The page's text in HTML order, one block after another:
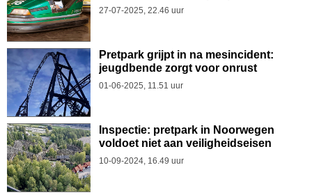
27-07-2025, 22.46 uur
Pretpark grijpt in na mesincident:
jeugdbende zorgt voor onrust
01-06-2025, 11.51 uur
Inspectie: pretpark in Noorwegen
voldoet niet aan veiligheidseisen
10-09-2024, 16.49 uur